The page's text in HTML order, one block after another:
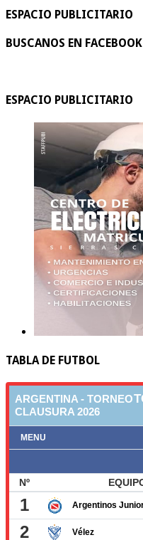
ESPACIO PUBLICITARIO
BUSCANOS EN FACEBOOK
ESPACIO PUBLICITARIO
TABLA DE FUTBOL